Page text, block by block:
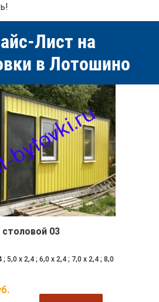
Лист на
в Лотошино
03
; 5,0 х 2,4 ; 6,0 х 2,4 ; 7,0 х 2,4 ; 8,0